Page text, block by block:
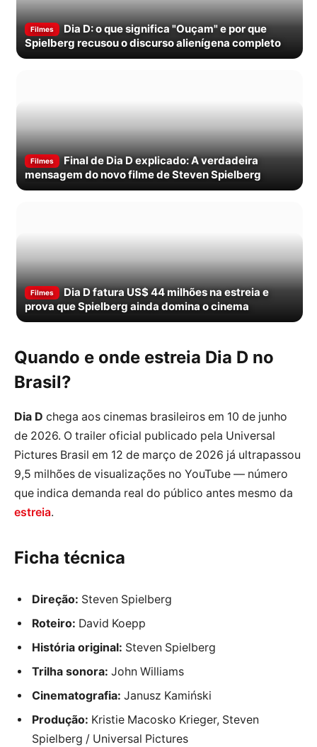
Filmes
Dia D: o que significa "Ouçam" e por que
Spielberg recusou o discurso alienígena completo
Filmes
Final de Dia D explicado: A verdadeira
mensagem do novo filme de Steven Spielberg
Filmes
Dia D fatura US$ 44 milhões na estreia e
prova que Spielberg ainda domina o cinema
Quando e onde estreia Dia D no
Brasil?
Dia D chega aos cinemas brasileiros em 10 de junho
de 2026. O trailer oficial publicado pela Universal
Pictures Brasil em 12 de março de 2026 já ultrapassou
9,5 milhões de visualizações no YouTube — número
que indica demanda real do público antes mesmo da
estreia.
Ficha técnica
Direção: Steven Spielberg
Roteiro: David Koepp
História original: Steven Spielberg
Trilha sonora: John Williams
Cinematografia: Janusz Kamiński
Produção: Kristie Macosko Krieger, Steven
Spielberg / Universal Pictures